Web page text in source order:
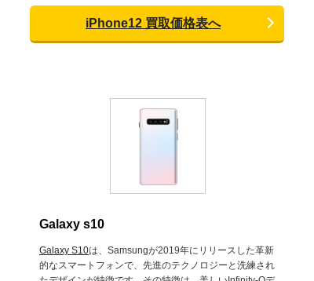
iPhone12 買取価格表へ
Galaxy s10
Galaxy S10は、Samsungが2019年にリリースした革新
的なスマートフォンで、先進のテクノロジーと洗練され